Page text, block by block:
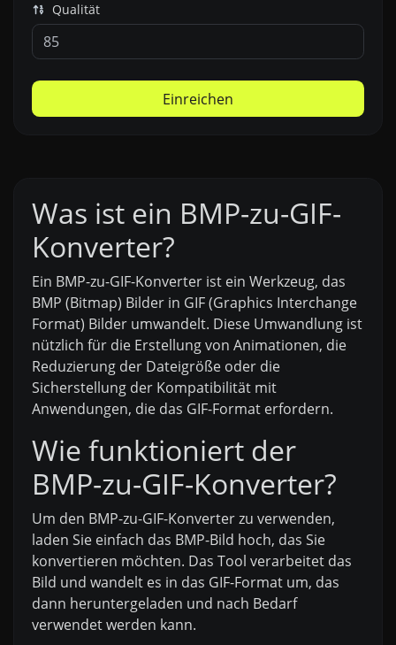
Qualität
Einreichen
Was ist ein BMP-zu-GIF-
Konverter?
Ein BMP-zu-GIF-Konverter ist ein Werkzeug, das
BMP (Bitmap) Bilder in GIF (Graphics Interchange
Format) Bilder umwandelt. Diese Umwandlung ist
nützlich für die Erstellung von Animationen, die
Reduzierung der Dateigröße oder die
Sicherstellung der Kompatibilität mit
Anwendungen, die das GIF-Format erfordern.
Wie funktioniert der
BMP-zu-GIF-Konverter?
Um den BMP-zu-GIF-Konverter zu verwenden,
laden Sie einfach das BMP-Bild hoch, das Sie
konvertieren möchten. Das Tool verarbeitet das
Bild und wandelt es in das GIF-Format um, das
dann heruntergeladen und nach Bedarf
verwendet werden kann.